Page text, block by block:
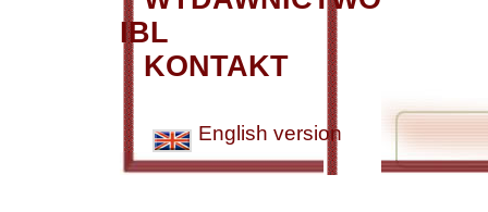
IBL
KONTAKT
English version